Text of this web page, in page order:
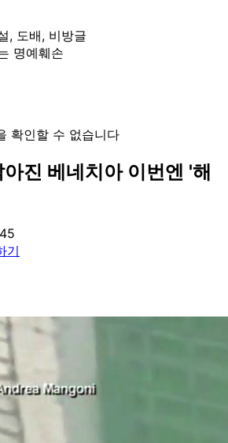
, 도배, 비방글
명예훼손
확인할 수 없습니다
진 베네치아 이번엔 '해
기